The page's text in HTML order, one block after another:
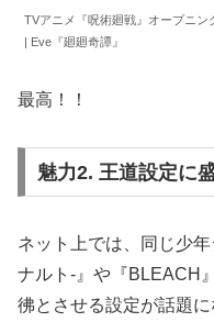
TVアニメ『呪術廻戦』オープニ
| Eve『廻廻奇譚』
最高！！
魅力2. 王道設定に
ネット上では、同じ少
ナルト-』や『BLEACH
彿とさせる設定が話題に